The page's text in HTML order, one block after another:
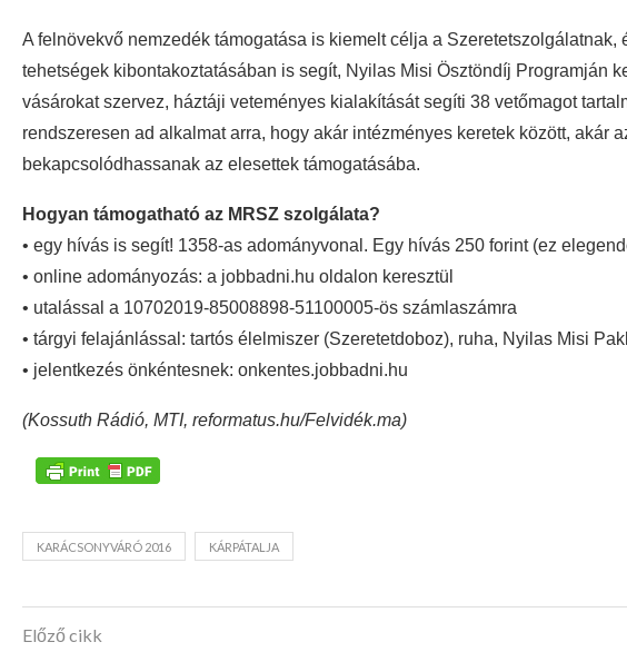
A felnövekvő nemzedék támogatása is kiemelt célja a Szeretetszolgálatnak,
tehetségek kibontakoztatásában is segít, Nyilas Misi Ösztöndíj Programján
vásárokat szervez, háztáji veteményes kialakítását segíti 38 vetőmagot
rendszeresen ad alkalmat arra, hogy akár intézményes keretek között, akár
bekapcsolódhassanak az elesettek támogatásába.
Hogyan támogatható az MRSZ szolgálata?
• egy hívás is segít! 1358-as adományvonal. Egy hívás 250 forint (ez
• online adományozás: a jobbadni.hu oldalon keresztül
• utalással a 10702019-85008898-51100005-ös számlaszámra
• tárgyi felajánlással: tartós élelmiszer (Szeretetdoboz), ruha, Nyilas Misi
• jelentkezés önkéntesnek: onkentes.jobbadni.hu
(Kossuth Rádió, MTI, reformatus.hu/Felvidék.ma)
KARÁCSONYVÁRÓ 2016 KÁRPÁTALJA
Előző cikk